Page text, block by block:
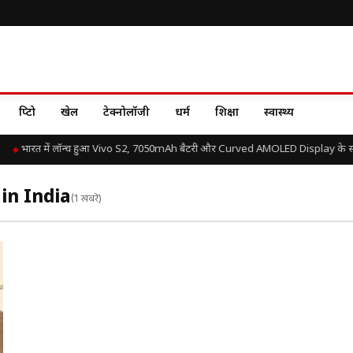
क्रिप्टो खेल टेक्नोलॉजी धर्म शिक्षा स्वास्थ्य
भारत में लॉन्च हुआ Vivo S2, 7050mAh बैटरी और Curved AMOLED Display के
India (1 खबरें)